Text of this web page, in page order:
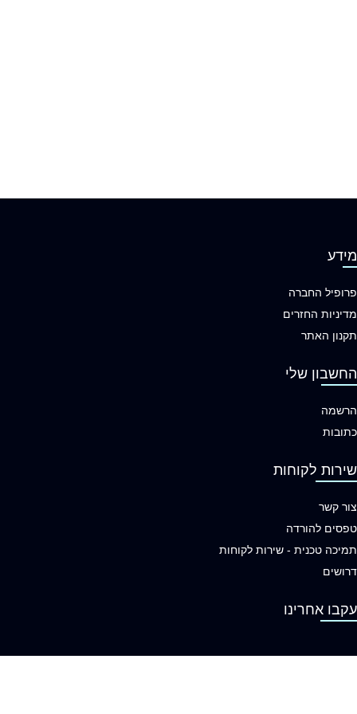
מידע
פרופיל החברה
מדיניות החזרים
תקנון האתר
החשבון שלי
הרשמה
כתובות
שירות לקוחות
צור קשר
טפסים להורדה
תמיכה טכנית - שירות לקוחות
דרושים
עקבו אחרינו